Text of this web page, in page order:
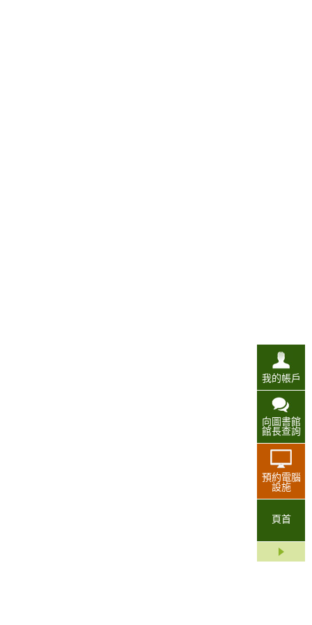
我的帳戶
向圖書館
館長查詢
預約電腦
設施
頁首